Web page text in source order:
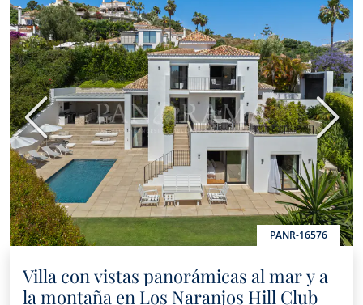
PANR-16576
Anterior
Villa con vistas panorámicas al mar y a
la montaña en Los Naranjos Hill Club